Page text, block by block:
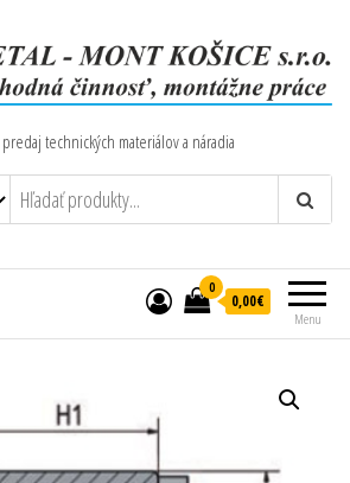
technických materiálov a náradia
Menu
0
0,00€